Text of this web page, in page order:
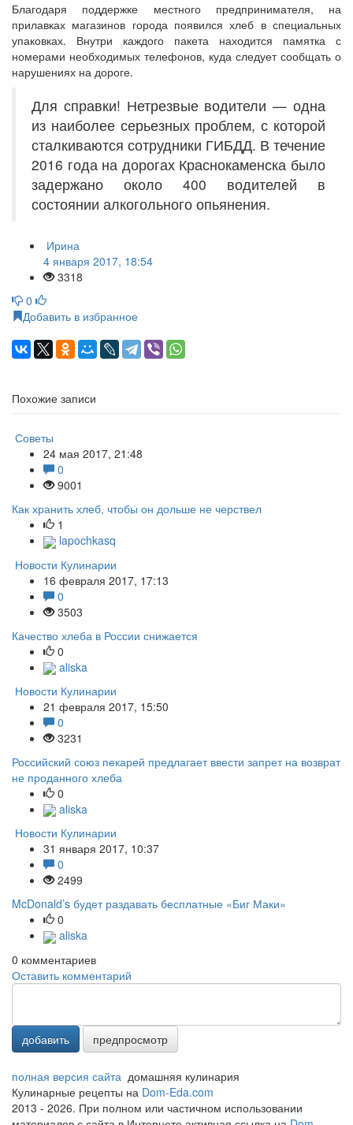
Благодаря поддержке местного предпринимателя, на
прилавках магазинов города появился хлеб в специальных
упаковках. Внутри каждого пакета находится памятка с
номерами необходимых телефонов, куда следует сообщать о
нарушениях на дороге.
Для справки! Нетрезвые водители — одна
из наиболее серьезных проблем, с которой
сталкиваются сотрудники ГИБДД. В течение
2016 года на дорогах Краснокаменска было
задержано около 400 водителей в
состоянии алкогольного опьянения.
Ирина
4 января 2017, 18:54
3318
0
Добавить в избранное
Похожие записи
Советы
24 мая 2017, 21:48
0
9001
Как хранить хлеб, чтобы он дольше не черствел
1
lapochkasq
Новости Кулинарии
16 февраля 2017, 17:13
0
3503
Качество хлеба в России снижается
0
aliska
Новости Кулинарии
21 февраля 2017, 15:50
0
3231
Российский союз пекарей предлагает ввести запрет на возврат
не проданного хлеба
0
aliska
Новости Кулинарии
31 января 2017, 10:37
0
2499
McDonald’s будет раздавать бесплатные «Биг Маки»
0
aliska
0 комментариев
Оставить комментарий
добавить предпросмотр
полная версия сайта домашняя кулинария
Кулинарные рецепты на Dom-Eda.com
2013 - 2026. При полном или частичном использовании